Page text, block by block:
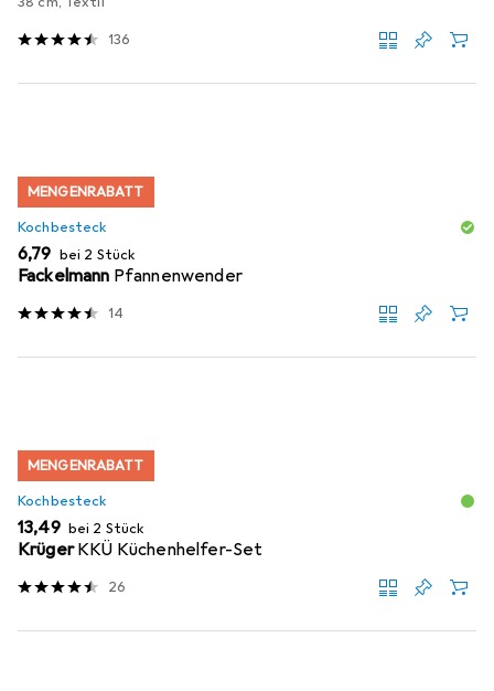
136
MENGENRABATT
Kochbesteck
EUR
6,79 bei 2 Stück
Fackelmann Pfannenwender
14
MENGENRABATT
Kochbesteck
EUR
13,49 bei 2 Stück
Krüger KKÜ Küchenhelfer-Set
26